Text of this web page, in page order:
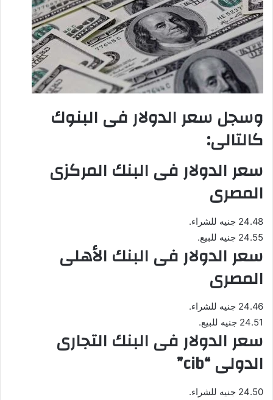
وسجل سعر الدولار فى البنوك
كالتالى:
سعر الدولار فى البنك المركزى
المصرى
24.48 جنيه للشراء.
24.55 جنيه للبيع.
سعر الدولار فى البنك الأهلى
المصرى
24.46 جنيه للشراء.
24.51 جنيه للبيع.
سعر الدولار فى البنك التجارى
الدولى “cib”
24.50 جنيه للشراء.